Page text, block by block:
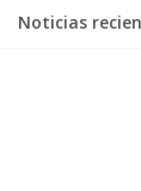
Noticias